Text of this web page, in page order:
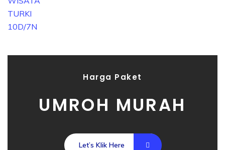
Harga Paket
UMROH MURAH
Let’s Klik Here